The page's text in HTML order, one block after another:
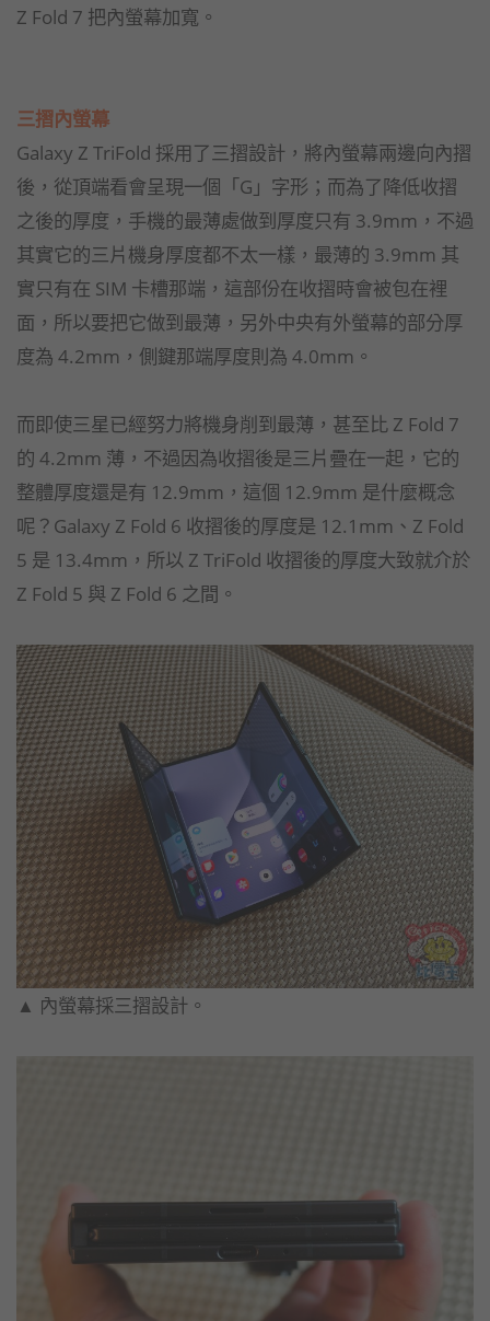
Z Fold 7 把內螢幕加寬。
三摺內螢幕
Galaxy Z TriFold 採用了三摺設計，將內螢幕兩邊向內摺
後，從頂端看會呈現一個「G」字形；而為了降低收摺
之後的厚度，手機的最薄處做到厚度只有 3.9mm，不過
其實它的三片機身厚度都不太一樣，最薄的 3.9mm 其
實只有在 SIM 卡槽那端，這部份在收摺時會被包在裡
面，所以要把它做到最薄，另外中央有外螢幕的部分厚
度為 4.2mm，側鍵那端厚度則為 4.0mm。
而即使三星已經努力將機身削到最薄，甚至比 Z Fold 7
的 4.2mm 薄，不過因為收摺後是三片疊在一起，它的
整體厚度還是有 12.9mm，這個 12.9mm 是什麼概念
呢？Galaxy Z Fold 6 收摺後的厚度是 12.1mm、Z Fold
5 是 13.4mm，所以 Z TriFold 收摺後的厚度大致就介於
Z Fold 5 與 Z Fold 6 之間。
▲ 內螢幕採三摺設計。